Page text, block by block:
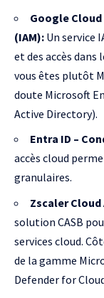
Google
(IAM): Un service
et des accès
vous êtes plutôt
doute Microsoft
Active Directory).
Entra ID –
accès cloud
granulaires.
Zscaler Cloud
solution CASB
services cloud.
de la gamme
Defender for